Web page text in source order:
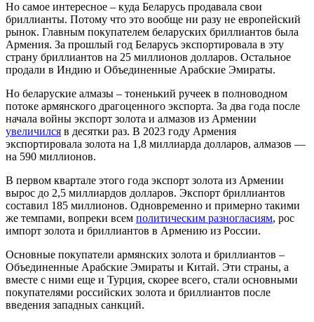
Но самое интересное – куда Беларусь продавала свои
бриллианты. Потому что это вообще ни разу не европейский
рынок. Главным покупателем беларуских бриллиантов была
Армения. За прошлый год Беларусь экспортировала в эту
страну бриллиантов на 25 миллионов долларов. Остальное
продали в Индию и Объединенные Арабские Эмираты.
Но беларуские алмазы – тоненький ручеек в полноводном
потоке армянского драгоценного экспорта. За два года после
начала войны экспорт золота и алмазов из Армении
увеличился в десятки раз. В 2023 году Армения
экспортировала золота на 1,8 миллиарда долларов, алмазов —
на 590 миллионов.
В первом квартале этого года экспорт золота из Армении
вырос до 2,5 миллиардов долларов. Экспорт бриллиантов
составил 185 миллионов. Одновременно и примерно такими
же темпами, вопреки всем политическим разногласиям, рос
импорт золота и бриллиантов в Армению из России.
Основные покупатели армянских золота и бриллиантов –
Объединенные Арабские Эмираты и Китай. Эти страны, а
вместе с ними еще и Турция, скорее всего, стали основными
покупателями российских золота и бриллиантов после
введения западных санкций.